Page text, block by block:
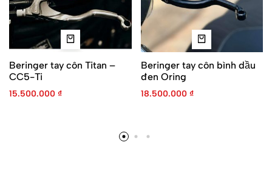
Beringer tay côn Titan –
CC5-Ti
15.500.000 ₫
Beringer tay côn bình dầu
đen Oring
18.500.000 ₫